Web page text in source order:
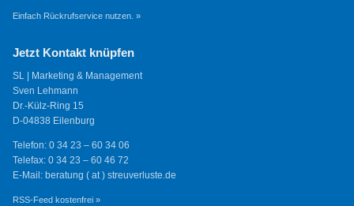
Einfach Rückrufservice nutzen. »
Jetzt Kontakt knüpfen
SL | Marketing & Management
Sven Lehmann
Dr.-Külz-Ring 15
D-04838 Eilenburg
Telefon: 0 34 23 – 60 34 06
Telefax: 0 34 23 – 60 46 72
E-Mail: beratung ( at ) streuverluste.de
RSS-Feed kostenfrei »